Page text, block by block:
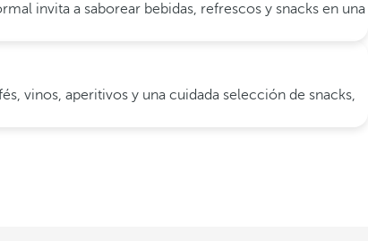
invita a saborear bebidas, refrescos y snacks en una
vinos, aperitivos y una cuidada selección de snacks,